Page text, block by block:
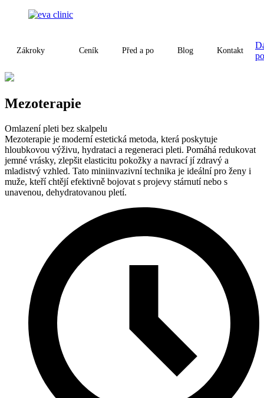
Zákroky Ceník Před a po Blog Kontakt
Mezoterapie
Omlazení pleti bez skalpelu
Mezoterapie je moderní estetická metoda, která poskytuje
hloubkovou výživu, hydrataci a regeneraci pleti. Pomáhá redukovat
jemné vrásky, zlepšit elasticitu pokožky a navrací jí zdravý a
mladistvý vzhled. Tato miniinvazivní technika je ideální pro ženy i
muže, kteří chtějí efektivně bojovat s projevy stárnutí nebo s
unavenou, dehydratovanou pletí.